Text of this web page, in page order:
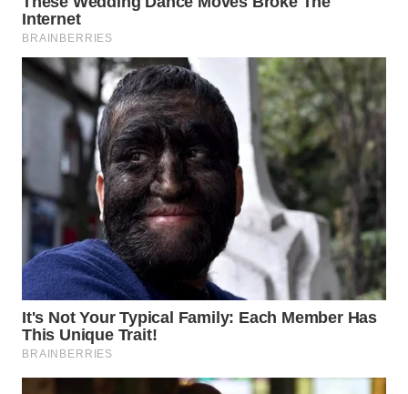
WN
INDRAMAYU
WN
KUNINGAN
WN
MAJALENGKA
WN
SUBANG
WN
SUKABUMI
WN
PURWAKARTA